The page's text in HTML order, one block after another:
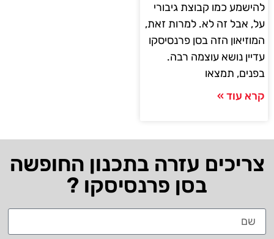
להישמע כמו קבוצת גיבורי
על, אבל זה לא. למרות זאת,
המוזיאון הזה בסן פרנסיסקו
עדיין נושא עוצמה רבה.
בפנים, תמצאו
קרא עוד »
צריכים עזרה בתכנון החופשה
בסן פרנסיסקו ?